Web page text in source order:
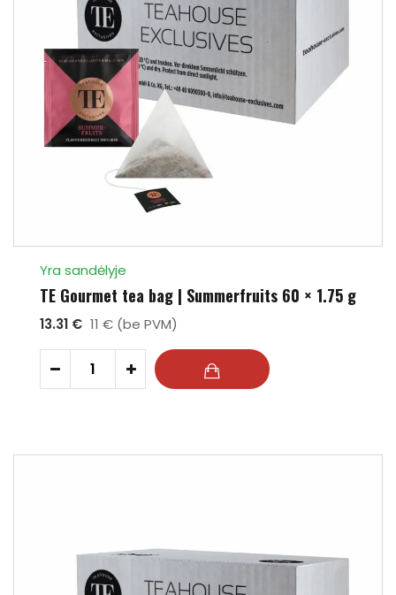
Yra sandėlyje
TE Gourmet tea bag | Summerfruits 60 × 1.75 g
13.31 € 11 € (be PVM)
- +